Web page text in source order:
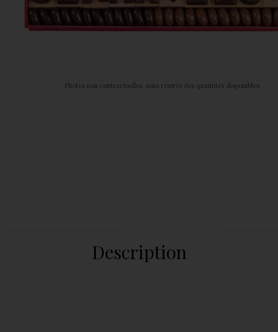
Photos non contractuelles, sous réserve des quantités disponibles.
Description